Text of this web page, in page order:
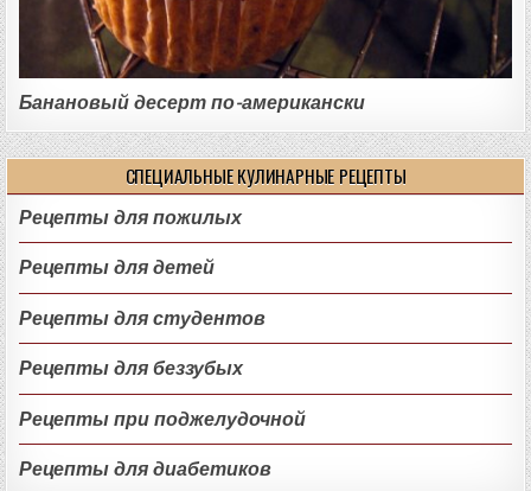
Банановый десерт по-американски
СПЕЦИАЛЬНЫЕ КУЛИНАРНЫЕ РЕЦЕПТЫ
Рецепты для пожилых
Рецепты для детей
Рецепты для студентов
Рецепты для беззубых
Рецепты при поджелудочной
Рецепты для диабетиков